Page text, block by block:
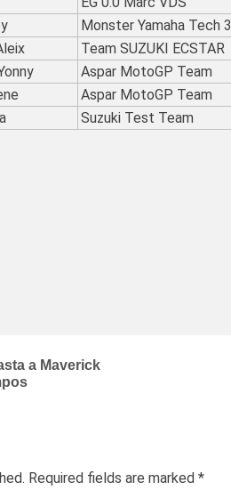
Monster Yamaha Tech 3
Team SUZUKI ECSTAR
Aspar MotoGP Team
Aspar MotoGP Team
Suzuki Test Team
a Maverick
Required fields are marked *